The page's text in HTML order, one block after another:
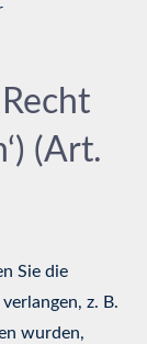
(Art.
Sie die
z. B.
wurden,